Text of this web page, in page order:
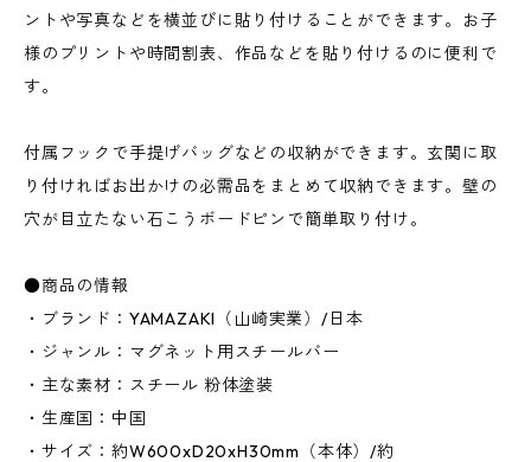
ントや写真などを横並びに貼り付けることができます。お子
様のプリントや時間割表、作品などを貼り付けるのに便利で
す。
付属フックで手提げバッグなどの収納ができます。玄関に取
り付ければお出かけの必需品をまとめて収納できます。壁の
穴が目立たない石こうボードピンで簡単取り付け。
●商品の情報
・ブランド：YAMAZAKI（山崎実業）/日本
・ジャンル：マグネット用スチールバー
・主な素材：スチール 粉体塗装
・生産国：中国
・サイズ：約W600xD20xH30mm（本体）/約